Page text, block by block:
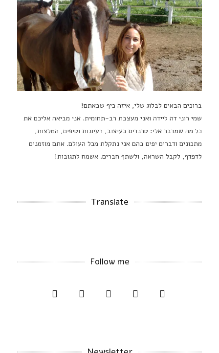
ברוכים הבאים לבלוג שלי, איזה כיף שבאתם!
שמי רוני דה ליידה ואני מעצבת רב-תחומית. אני מביאה אליכם את
כל מה שמדבר אלי: טרנדים בעיצוב, רעיונות וטיפים, המלצות,
מתכונים ודברים יפים בהם אני נתקלת מכל העולם. אתם מוזמנים
לדפדף, לקבל השראה, ולשתף חברים. אשמח לתגובות!
Translate
Follow me